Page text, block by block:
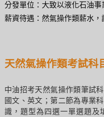
分發單位：大致以液化石油事
薪資待遇：然氣操作類薪水，
天然氣操作類考試科
中油招考天然氣操作類筆試
國文、英文；第二節為專業
識，題型為四選一單選題及